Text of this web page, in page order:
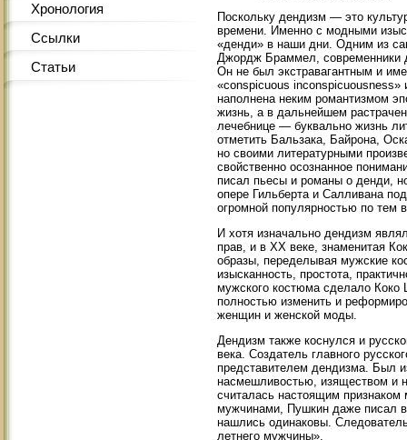
Хронология
Ссылки
Статьи
Поскольку дендизм — это
времени. Именно с модными
«денди» в наши дни. Одним из
Джордж Браммел, современники
Он не был экстравагантным и
«conspicuous
наполнена неким романтизмом
жизнь, а в дальнейшем
лечебнице — буквально жизнь
отметить Бальзака, Байрона,
но своими литературными
свойственно осознанное
писал пьесы и романы о денди,
опере Гильберта и Салливана
огромной популярностью по тем
И хотя изначально дендизм
прав, и в XX веке, знаменитая
образы, переделывая мужские
изысканность, простота,
мужского костюма сделало
полностью изменить и
женщин и женской моды.
Дендизм также коснулся и
века. Создатель главного
представителем дендизма. Был
насмешливостью, изяществом и
считалась настоящим
мужчинами, Пушкин даже писал
нашлись одинаковы.
летнего мужчины».